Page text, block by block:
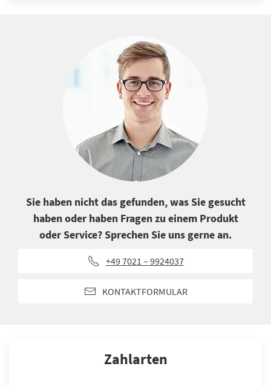
Sie haben nicht das gefunden, was Sie gesucht
haben oder haben Fragen zu einem Produkt
oder Service? Sprechen Sie uns gerne an.
+49 7021 – 9924037
KONTAKTFORMULAR
Zahlarten